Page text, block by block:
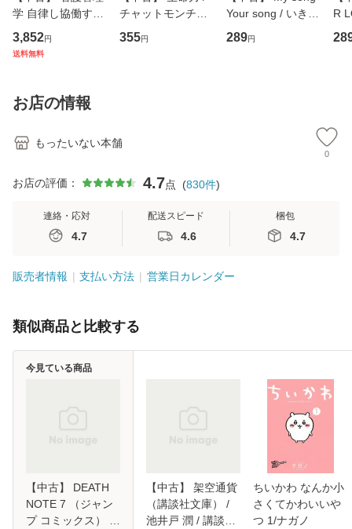
学 自律し協働する
専門職の看護マネ
ジメントスキル 改
恵 藤本幸三 / 南江
堂 [単行
3,852円
送料無料
チャットモンチー /
キューンレコード
[CD]【メール便送
355円
Your song / いきも
のがかり / [CD]
【メール便送料無
289円
R
産
お店の情報
もったいない本舗
0
お店の評価： 4.7点 (830件)
連絡・応対
4.7
配送スピード
4.6
梱包
4.7
販売者情報 支払い方法 営業日カレンダー
類似商品と比較する
【中古】 DEATH
NOTE 7 （ジャン
プ コミックス） /
今見ている商品
【中古】 架空通貨
（講談社文庫） /
池井戸 潤 / 講談社
ちいかわ なんか小
さくてかわいいや
つ 1/ナガノ